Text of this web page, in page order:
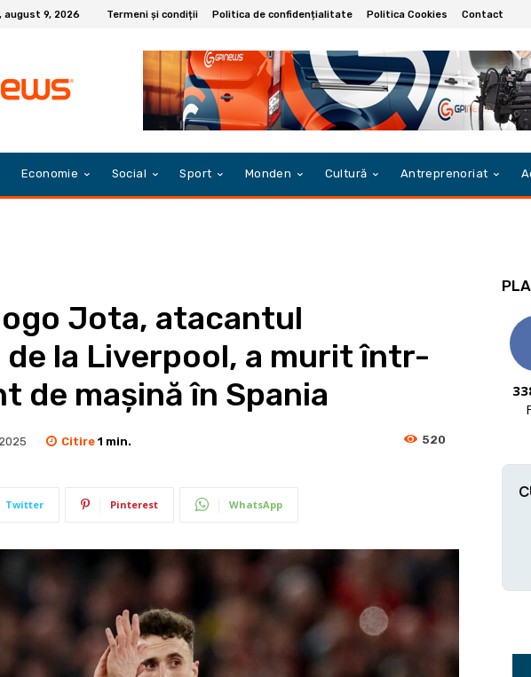
august 9, 2026 Termeni și condiții Politica de confidențialitate Politica Cookies Contact
Economie Social Sport Monden Cultură Antreprenoriat
Jota, atacantul
la Liverpool, a murit într-
de mașină în Spania
Citire 1 min. 520
Twitter Pinterest WhatsApp